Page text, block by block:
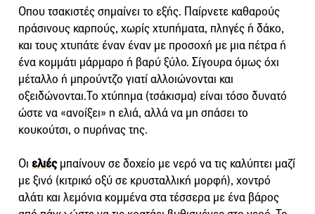
Οπου τσακιστές σημαίνει το εξής. Παίρνετε καθαρούς
πράσινους καρπούς, χωρίς χτυπήματα, πληγές ή δάκο,
και τους χτυπάτε έναν έναν με προσοχή με μια πέτρα ή
ένα κομμάτι μάρμαρο ή βαρύ ξύλο. Σίγουρα όμως όχι
μέταλλο ή μπρούντζο γιατί αλλοιώνονται και
οξειδώνονται.Το χτύπημα (τσάκισμα) είναι τόσο δυνατό
ώστε να «ανοίξει» η ελιά, αλλά να μη σπάσει το
κουκούτσι, ο πυρήνας της.
Οι ελιέςμπαίνουν σε δοχείο με νερό να τις καλύπτει μαζί
με ξινό (κιτρικό οξύ σε κρυσταλλική μορφή), χοντρό
αλάτι και λεμόνια κομμένα στα τέσσερα με ένα βάρος